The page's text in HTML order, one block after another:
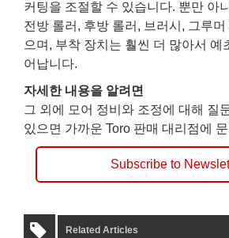
커팅을 조절할 수 있습니다. 뿐만 아
전방 롤러, 후방 롤러, 브러시, 그루
으며, 부착 장치는 훨씬 더 많아서 예
어납니다.
자세한 내용을 알려면
그 외에 모어 정비와 조정에 대해 질
있으면 가까운 Toro 판매 대리점에
Subscribe to
Related Articles